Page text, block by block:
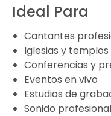
Ideal Para
Cantantes
Iglesias y templos
Conferencias y
Eventos en vivo
Estudios de
Sonido profesional